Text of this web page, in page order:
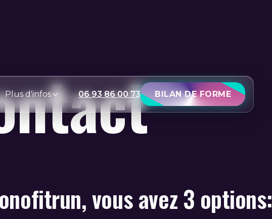
Plus d'infos 06 93 86 00 73 BILAN DE FORME
vous avez 3 options: